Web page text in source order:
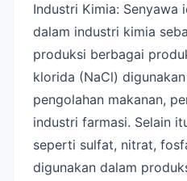
Industri Kimia: Senyawa
dalam industri kimia
produksi berbagai
klorida (NaCl)
pengolahan makanan,
industri farmasi. Selain
seperti sulfat, nitrat,
digunakan dalam